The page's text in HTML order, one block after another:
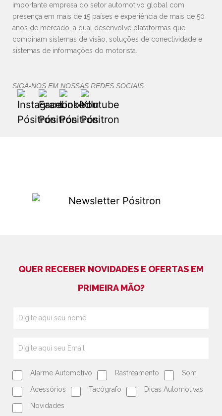
importante empresa do setor automotivo global com
presença em mais de 15 países e experiência de mais de 50
anos de mercado, a qual desenvolve plataformas que
combinam sistemas de visão, soluções de conectividade e
sistemas de informações do motorista.
SIGA-NOS EM NOSSAS REDES SOCIAIS:
QUER RECEBER NOVIDADES E OFERTAS EM
PRIMEIRA MÃO?
Alarme Automotivo Rastreamento Som
Acessórios Tacógrafo Dicas Automotivas
Novidades